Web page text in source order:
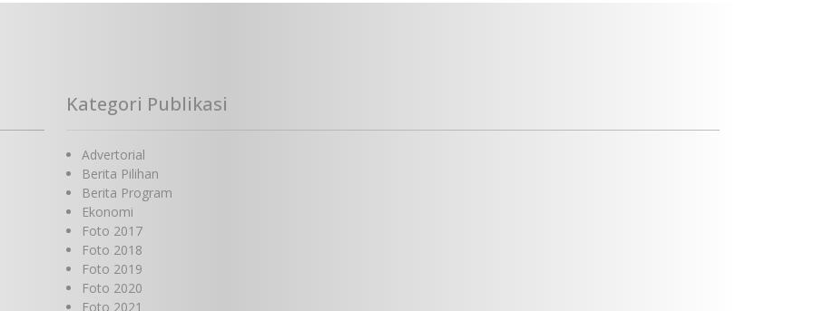
Kategori Publikasi
Advertorial
Berita Pilihan
Berita Program
Ekonomi
Foto 2017
Foto 2018
Foto 2019
Foto 2020
Foto 2021